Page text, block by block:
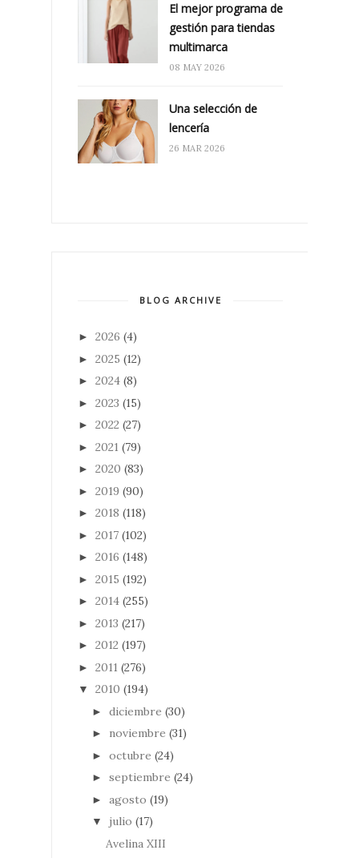
El mejor programa de
gestión para tiendas
multimarca
08 MAY 2026
Una selección de
lencería
26 MAR 2026
BLOG ARCHIVE
► 2026 (4)
► 2025 (12)
► 2024 (8)
► 2023 (15)
► 2022 (27)
► 2021 (79)
► 2020 (83)
► 2019 (90)
► 2018 (118)
► 2017 (102)
► 2016 (148)
► 2015 (192)
► 2014 (255)
► 2013 (217)
► 2012 (197)
► 2011 (276)
▼ 2010 (194)
► diciembre (30)
► noviembre (31)
► octubre (24)
► septiembre (24)
► agosto (19)
▼ julio (17)
Avelina XIII